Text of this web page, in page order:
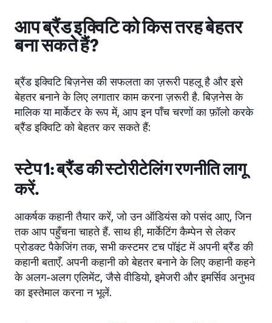
आप ब्रैंड इक्विटि को किस तरह बेहतर
बना सकते हैं?
ब्रैंड इक्विटि बिज़नेस की सफलता का ज़रूरी पहलू है और इसे
बेहतर बनाने के लिए लगातार काम करना ज़रूरी है. बिज़नेस के
मालिक या मार्केटर के रूप में, आप इन पाँच चरणों का फ़ॉलो करके
ब्रैंड इक्विटि को बेहतर कर सकते हैं:
स्टेप 1: ब्रैंड की स्टोरीटेलिंग रणनीति लागू
करें.
आकर्षक कहानी तैयार करें, जो उन ऑडियंस को पसंद आए, जिन
तक आप पहुँचना चाहते हैं. साथ ही, मार्केटिंग कैम्पेन से लेकर
प्रोडक्ट पैकेजिंग तक, सभी कस्टमर टच पॉइंट में अपनी ब्रैंड की
कहानी बताएँ. अपनी कहानी को बेहतर बनाने के लिए कहानी कहने
के अलग-अलग एलिमेंट, जैसे वीडियो, इमेजरी और इमर्सिव अनुभव
का इस्तेमाल करना न भूलें.